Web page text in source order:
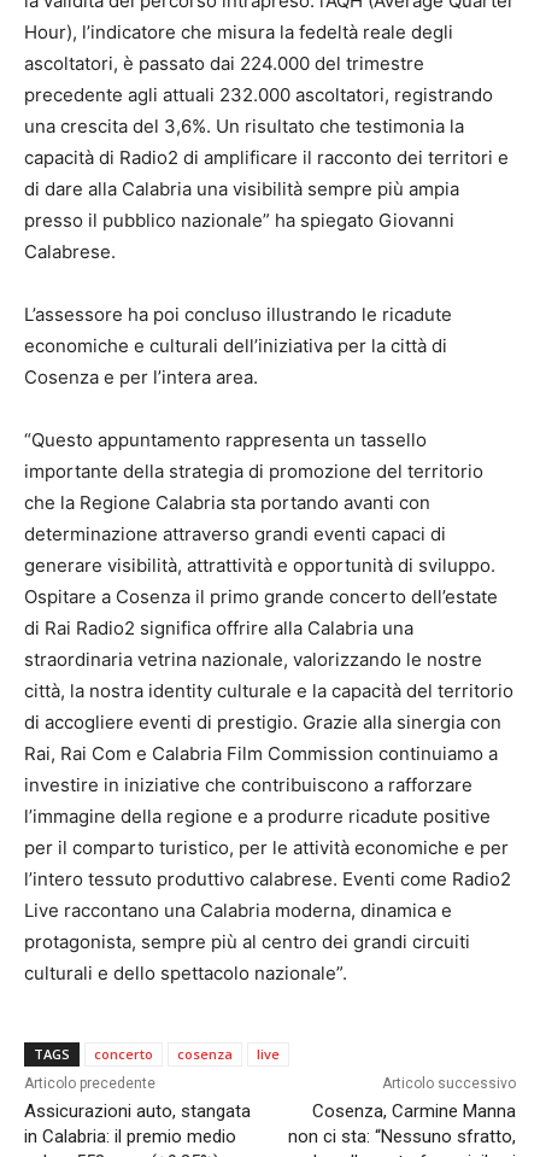
Hour), l’indicatore che misura la fedeltà reale degli
ascoltatori, è passato dai 224.000 del trimestre
precedente agli attuali 232.000 ascoltatori, registrando
una crescita del 3,6%. Un risultato che testimonia la
capacità di Radio2 di amplificare il racconto dei territori e
di dare alla Calabria una visibilità sempre più ampia
presso il pubblico nazionale” ha spiegato Giovanni
Calabrese.
L’assessore ha poi concluso illustrando le ricadute
economiche e culturali dell’iniziativa per la città di
Cosenza e per l’intera area.
“Questo appuntamento rappresenta un tassello
importante della strategia di promozione del territorio
che la Regione Calabria sta portando avanti con
determinazione attraverso grandi eventi capaci di
generare visibilità, attrattività e opportunità di sviluppo.
Ospitare a Cosenza il primo grande concerto dell’estate
di Rai Radio2 significa offrire alla Calabria una
straordinaria vetrina nazionale, valorizzando le nostre
città, la nostra identity culturale e la capacità del territorio
di accogliere eventi di prestigio. Grazie alla sinergia con
Rai, Rai Com e Calabria Film Commission continuiamo a
investire in iniziative che contribuiscono a rafforzare
l’immagine della regione e a produrre ricadute positive
per il comparto turistico, per le attività economiche e per
l’intero tessuto produttivo calabrese. Eventi come Radio2
Live raccontano una Calabria moderna, dinamica e
protagonista, sempre più al centro dei grandi circuiti
culturali e dello spettacolo nazionale”.
TAGS concerto cosenza live
Articolo precedente
Assicurazioni auto, stangata
in Calabria: il premio medio
Articolo successivo
Cosenza, Carmine Manna
non ci sta: “Nessuno sfratto,